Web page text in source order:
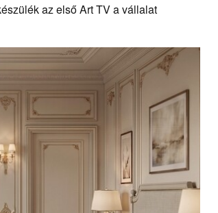
az első Art TV a vállalat